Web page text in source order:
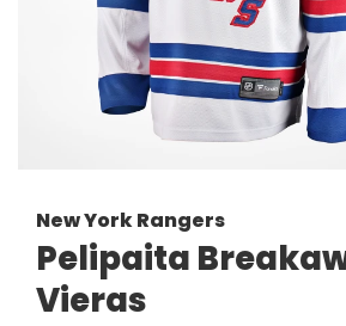
New York Rangers
Pelipaita
Vieras